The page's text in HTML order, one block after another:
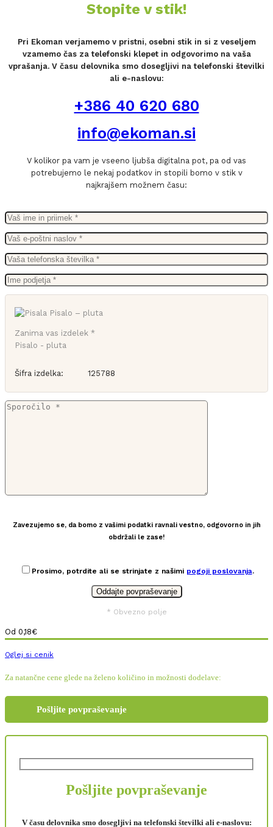
Stopite v stik!
Pri Ekoman verjamemo v pristni, osebni stik in si z veseljem
vzamemo čas za telefonski klepet in odgovorimo na vaša
vprašanja. V času delovnika smo dosegljivi na telefonski številki
ali e-naslovu:
+386 40 620 680
info@ekoman.si
V kolikor pa vam je vseeno ljubša digitalna pot, pa od vas
potrebujemo le nekaj podatkov in stopili bomo v stik v
najkrajšem možnem času:
Zanima vas izdelek *
Pisalo - pluta
Šifra izdelka: 125788
Zavezujemo se, da bomo z vašimi podatki ravnali vestno, odgovorno in jih
obdržali le zase!
Prosimo, potrdite ali se strinjate z našimi pogoji poslovanja.
* Obvezno polje
Od 0,18€
Oglej si cenik
Za natančne cene glede na želeno količino in možnosti dodelave:
Pošljite povpraševanje
Pošljite povpraševanje
V času delovnika smo dosegljivi na telefonski številki ali e-naslovu: